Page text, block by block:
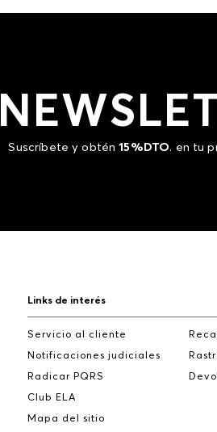
Suscríbete y obtén15%DTO. en tu
Links de interés
Servicio al cliente
Notificaciones judiciales
Radicar PQRS
Club ELA
Mapa del sitio